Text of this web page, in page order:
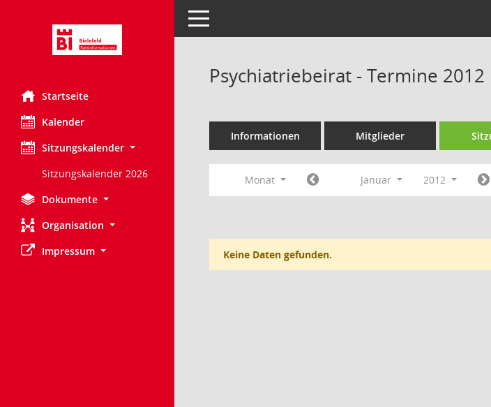
Startseite
Kalender
Sitzungskalender
Sitzungskalender 2026
Dokumente
Organisation
Impressum
Toggle navigation
Psychiatriebeirat - Termine 2012
Informationen Mitglieder
Monat Januar 2012
Keine Daten gefunden.